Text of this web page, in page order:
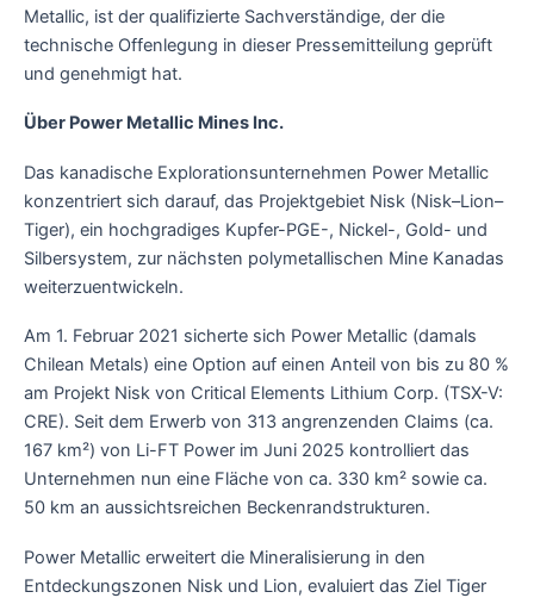
Metallic, ist der qualifizierte Sachverständige, der die
technische Offenlegung in dieser Pressemitteilung geprüft
und genehmigt hat.
Über Power Metallic Mines Inc.
Das kanadische Explorationsunternehmen Power Metallic
konzentriert sich darauf, das Projektgebiet Nisk (Nisk–Lion–
Tiger), ein hochgradiges Kupfer-PGE-, Nickel-, Gold- und
Silbersystem, zur nächsten polymetallischen Mine Kanadas
weiterzuentwickeln.
Am 1. Februar 2021 sicherte sich Power Metallic (damals
Chilean Metals) eine Option auf einen Anteil von bis zu 80 %
am Projekt Nisk von Critical Elements Lithium Corp. (TSX-V:
CRE). Seit dem Erwerb von 313 angrenzenden Claims (ca.
167 km²) von Li-FT Power im Juni 2025 kontrolliert das
Unternehmen nun eine Fläche von ca. 330 km² sowie ca.
50 km an aussichtsreichen Beckenrandstrukturen.
Power Metallic erweitert die Mineralisierung in den
Entdeckungszonen Nisk und Lion, evaluiert das Ziel Tiger